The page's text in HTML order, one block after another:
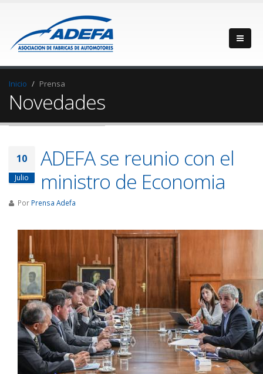
Inicio Prensa
Novedades
10
Julio
ADEFA se reunio con el
ministro de Economia
Por Prensa Adefa